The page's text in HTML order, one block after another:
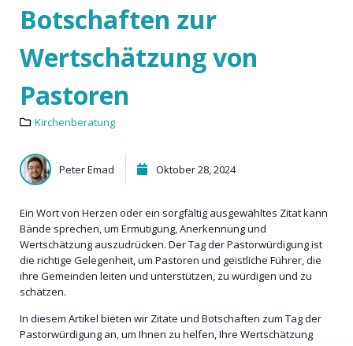
Botschaften zur
Wertschätzung von
Pastoren
Kirchenberatung
Peter Emad Oktober 28, 2024
Ein Wort von Herzen oder ein sorgfältig ausgewähltes Zitat kann
Bände sprechen, um Ermutigung, Anerkennung und
Wertschätzung auszudrücken. Der Tag der Pastorwürdigung ist
die richtige Gelegenheit, um Pastoren und geistliche Führer, die
ihre Gemeinden leiten und unterstützen, zu würdigen und zu
schätzen.
In diesem Artikel bieten wir Zitate und Botschaften zum Tag der
Pastorwürdigung an, um Ihnen zu helfen, Ihre Wertschätzung